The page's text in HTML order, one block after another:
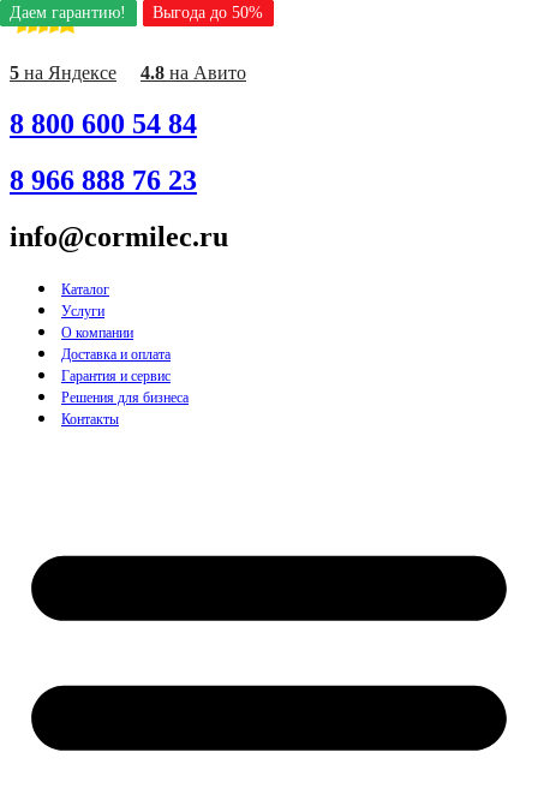
Перейти
к
содержимому
5 на Яндексе 4.8 на Авито
8 800 600 54 84
8 966 888 76 23
info@cormilec.ru
Каталог
Услуги
О компании
Доставка и оплата
Гарантия и сервис
Решения для бизнеса
Контакты
Даем гарантию! Выгода до 50%
Даем гарантию! Выгода до 50%
Даем гарантию! Выгода до 50%
Даем гарантию! Выгода до 50%
Даем гарантию! Выгода до 50%
Даем гарантию! Выгода до 50%
Даем гарантию! Выгода до 50%
Даем гарантию! Выгода до 50%
Даем гарантию! Выгода до 50%